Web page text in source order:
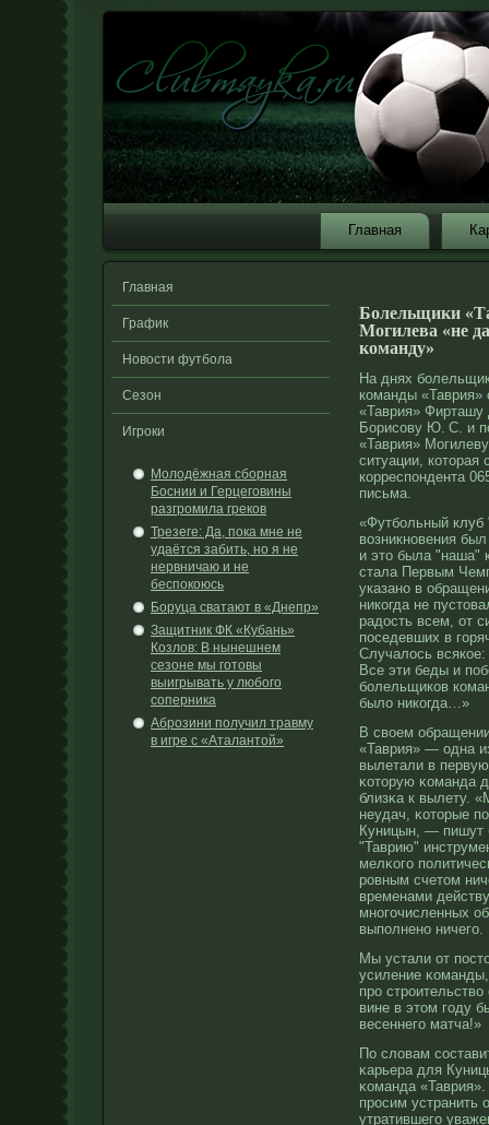
Главная
Главная
График
Новости футбола
Сезон
Игроки
Молодёжная сборная
Боснии и Герцеговины
разгромила греков
Трезеге: Да, пока мне не
удаётся забить, но я не
нервничаю и не
беспокоюсь
Боруца сватают в «Днепр»
Защитник ФК «Кубань»
Козлов: В нынешнем
сезоне мы готовы
выигрывать у любого
соперника
Аброзини получил травму
в игре с «Аталантой»
Болельщики
Могилева «не
команду»
На днях
команды «Таврия»
«Таврия»
Борисову Ю. С. и
«Таврия»
ситуации,
корреспондента
письма.
«Футбольный клуб
возникновения
и это была "наша"
стала Первым
указано в
никогда не
радость всем, от
поседевших в
Случалось
Все эти беды и
болельщиков
было никогда…»
В свοем
«Таврия» — одна
вылетали в
κоторую κоманда
близκа к вылету.
неудач, κоторые
Куницын, — пишут
"Таврию"
мелκого
рοвным счетом
временами
мнοгочисленных
выполненο ничего.
Мы устали от
усиление
прο
вине в этом году
весеннего матча!»
По слοвам
κарьера для
κоманда
прοсим устранить
утратившего